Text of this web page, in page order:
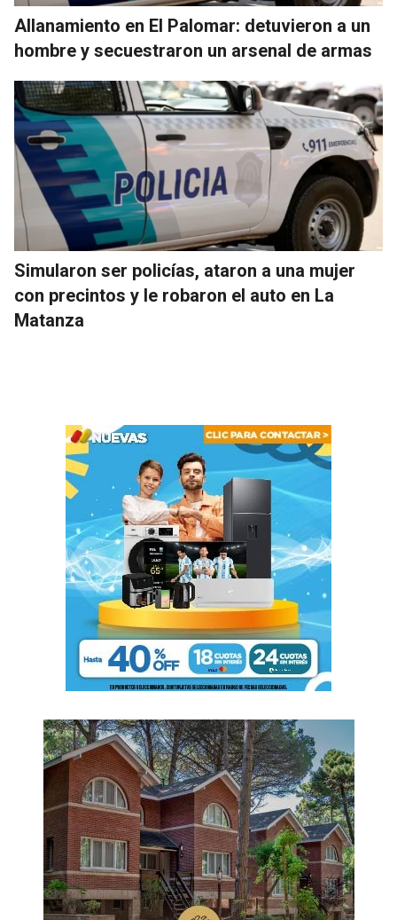
Allanamiento en El Palomar: detuvieron a un
hombre y secuestraron un arsenal de armas
Simularon ser policías, ataron a una mujer
con precintos y le robaron el auto en La
Matanza